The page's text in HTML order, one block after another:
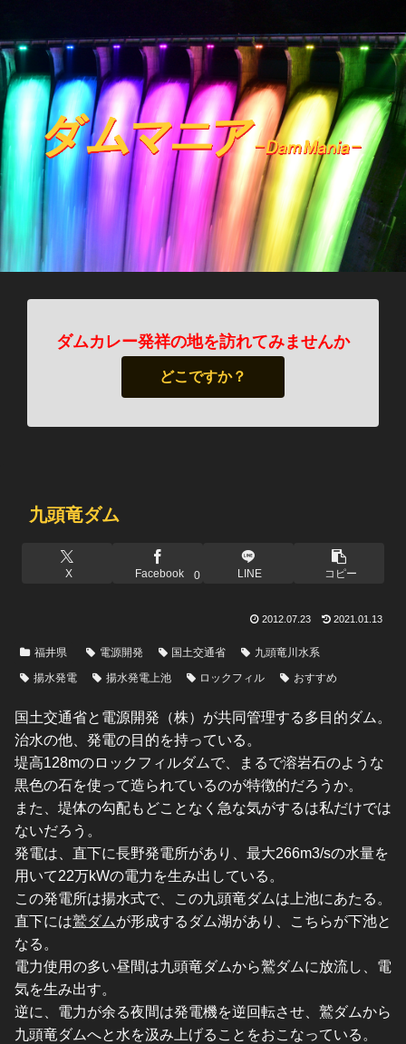
ダムカレー発祥の地を訪れてみませんか
どこですか？
九頭竜ダム
X Facebook 0 LINE コピー
2012.07.23 2021.01.13
福井県 電源開発 国土交通省
九頭竜川水系
揚水発電
揚水発電上池 ロックフィル おすすめ
国土交通省と電源開発（株）が共同管理する多目的ダム。
治水の他、発電の目的を持っている。
堤高128mのロックフィルダムで、まるで溶岩石のような
黒色の石を使って造られているのが特徴的だろうか。
また、堤体の勾配もどことなく急な気がするは私だけでは
ないだろう。
発電は、直下に長野発電所があり、最大266m3/sの水量を
用いて22万kWの電力を生み出している。
この発電所は揚水式で、この九頭竜ダムは上池にあたる。
直下には鷲ダムが形成するダム湖があり、こちらが下池と
なる。
電力使用の多い昼間は九頭竜ダムから鷲ダムに放流し、電
気を生み出す。
逆に、電力が余る夜間は発電機を逆回転させ、鷲ダムから
九頭竜ダムへと水を汲み上げることをおこなっている。